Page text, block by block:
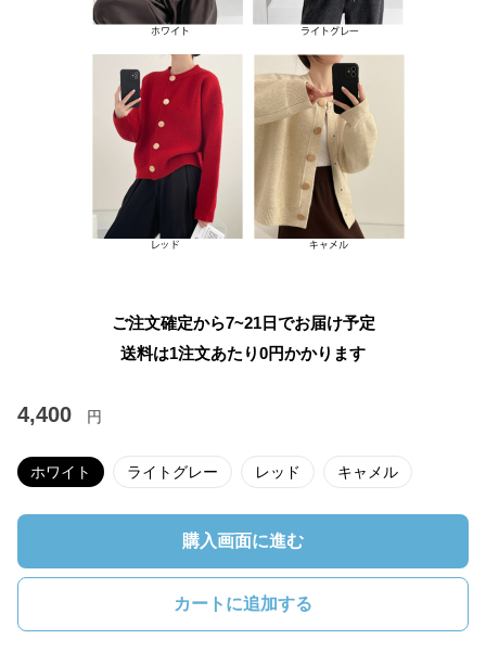
ご注文確定から7~21日でお届け予定
送料は1注文あたり0円かかります
4,400 円
ホワイト ライトグレー レッド キャメル
購入画面に進む
カートに追加する